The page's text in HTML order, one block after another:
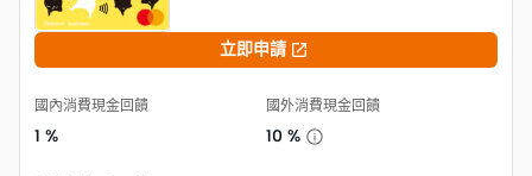
立即申請 
國內消費現金回饋
1 %
國外消費現金回饋
10 %